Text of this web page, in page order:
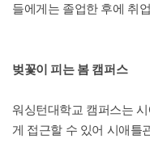
들에게는 졸업한 후에 취
벚꽃이 피는 봄 캠퍼스
워싱턴대학교 캠퍼스는
게 접근할 수 있어 시애틀